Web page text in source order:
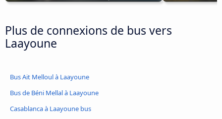
Plus de connexions de bus vers
Laayoune
Bus Ait Melloul à Laayoune
Bus de Béni Mellal à Laayoune
Casablanca à Laayoune bus